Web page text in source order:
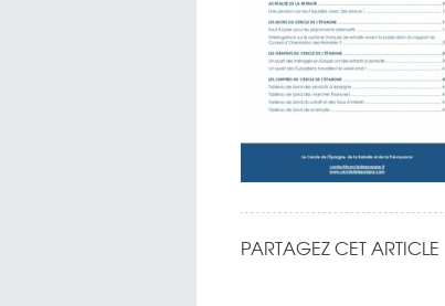
PARTAGEZ CET ARTICLE